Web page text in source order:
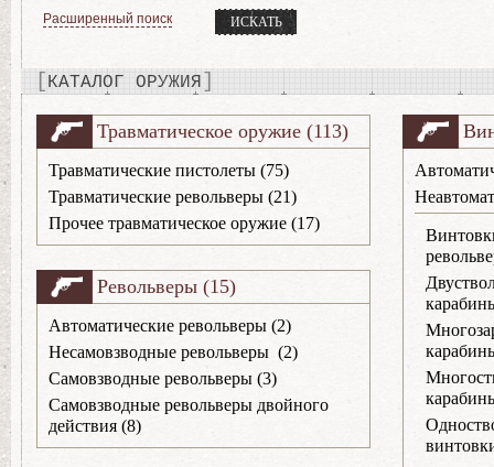
Расширенный поиск
КАТАЛОГ ОРУЖИЯ
Травматическое оружие (113)
Травматические пистолеты (75)
Травматические револьверы (21)
Прочее травматическое оружие (17)
Револьверы (15)
Автоматические револьверы (2)
Несамовзводные револьверы (2)
Самовзводные револьверы (3)
Самовзводные револьверы двойного
действия (8)